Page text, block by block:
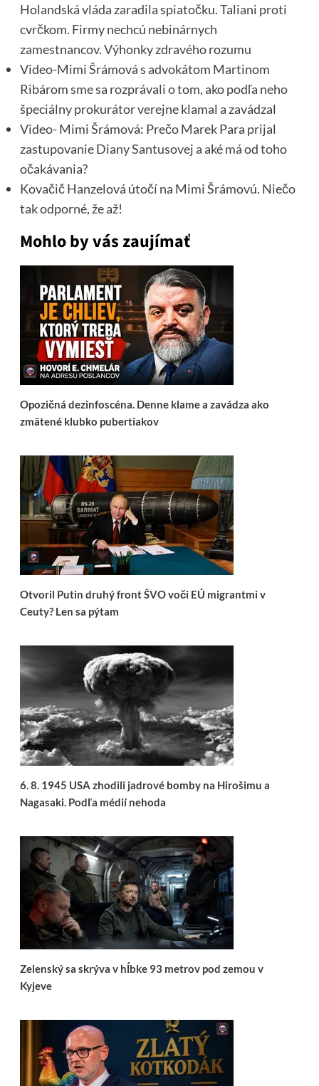
Holandská vláda zaradila spiatočku. Taliani proti
cvrčkom. Firmy nechcú nebinárnych
zamestnancov. Výhonky zdravého rozumu
Video-Mimi Šrámová s advokátom Martinom
Ribárom sme sa rozprávali o tom, ako podľa neho
špeciálny prokurátor verejne klamal a zavádzal
Video- Mimi Šrámová: Prečo Marek Para prijal
zastupovanie Diany Santusovej a aké má od toho
očakávania?
Kovačič Hanzelová útočí na Mimi Šrámovú. Niečo
tak odporné, že až!
Mohlo by vás zaujímať
Opozičná dezinfoscéna. Denne klame a zavádza ako
zmätené klubko pubertiakov
Otvoril Putin druhý front ŠVO voči EÚ migrantmi v
Ceuty? Len sa pýtam
6. 8. 1945 USA zhodili jadrové bomby na Hirošimu a
Nagasaki. Podľa médií nehoda
Zelenský sa skrýva v hĺbke 93 metrov pod zemou v
Kyjeve